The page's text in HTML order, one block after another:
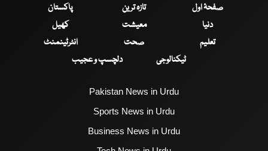
صفحۂ اول تازہ ترین
پاکستان
دنیا
معیشت
کھیل
تعلیم
صحت
انٹرٹینمنٹ
ٹیکنالوجی
دلچسپ و عجیب
Pakistan News in Urdu
Sports News in Urdu
Business News in Urdu